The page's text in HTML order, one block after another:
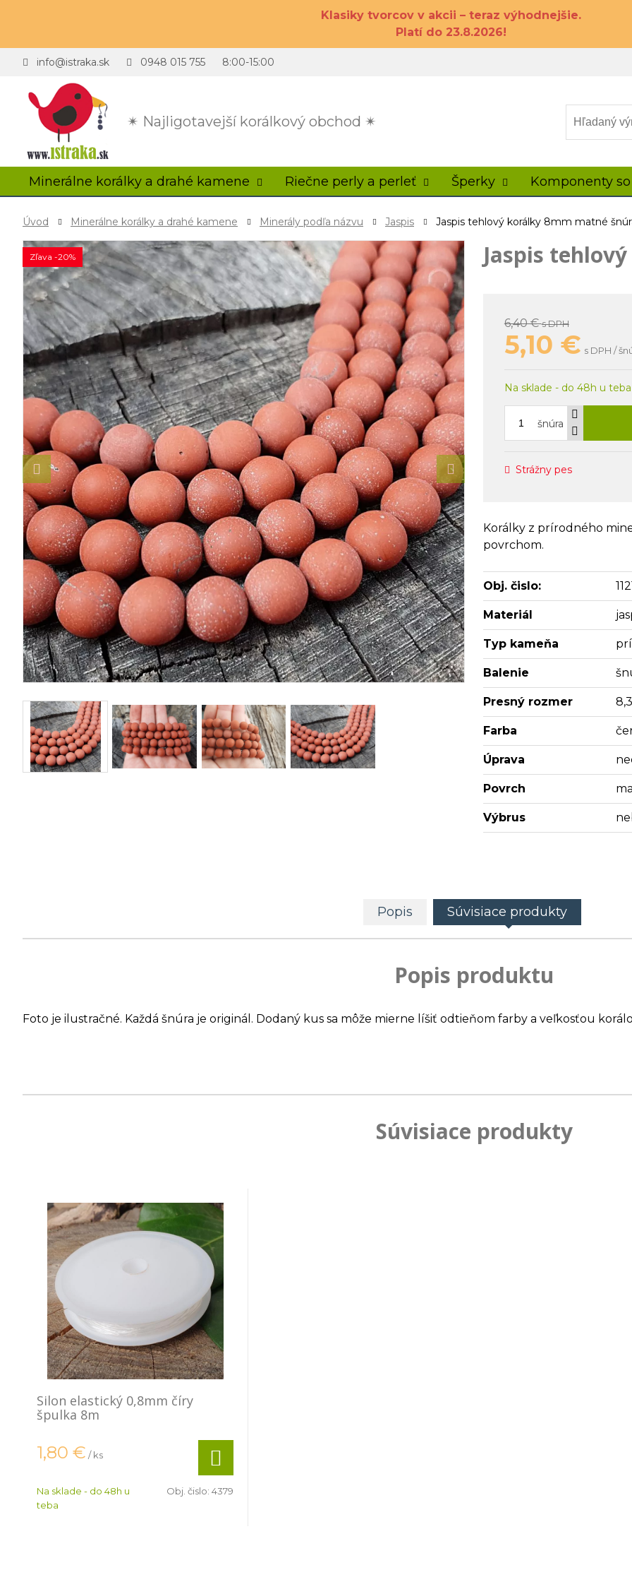
Klasiky tvorcov v akcii – teraz výhodnejšie.
Platí do 23.8.2026!
✴ Najligotavejší korálkový obchod ✴
info@istraka.sk 0948 015 755 8:00-15:00
Minerálne korálky a drahé kamene Riečne perly a perleť Šperky Komponenty
Úvod Minerálne korálky a drahé kamene Minerály podľa názvu Jaspis Jaspis tehlový korálky 8mm matné
Zľava -20% Jaspis
6,40 €s DPH
5,10 € s DPH /
Na sklade - do 48h u teba
šnúra
Strážny pes
Korálky z prírodného
povrchom.
Obj. čislo:
Materiál
Typ kameňa
Balenie
Presný rozmer
Farba
Úprava
Povrch
Výbrus
Popis Súvisiace produkty
Popis produktu
Foto je ilustračné. Každá šnúra je originál. Dodaný kus sa môže mierne líšiť odtieňom farby a veľkosťou
Súvisiace produkty
Silon elastický 0,8mm číry
špulka 8m
1,80 € / ks
Na sklade - do 48h u
teba
Obj. čislo: 4379